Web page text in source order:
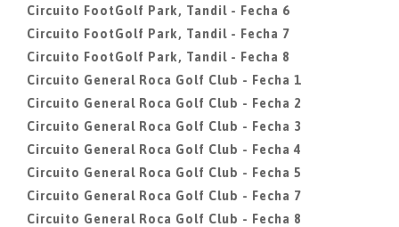
Circuito FootGolf Park, Tandil - Fecha 6
Circuito FootGolf Park, Tandil - Fecha 7
Circuito FootGolf Park, Tandil - Fecha 8
Circuito General Roca Golf Club - Fecha 1
Circuito General Roca Golf Club - Fecha 2
Circuito General Roca Golf Club - Fecha 3
Circuito General Roca Golf Club - Fecha 4
Circuito General Roca Golf Club - Fecha 5
Circuito General Roca Golf Club - Fecha 7
Circuito General Roca Golf Club - Fecha 8